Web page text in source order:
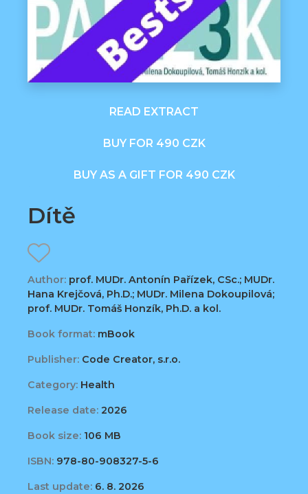
READ EXTRACT
BUY FOR 490 CZK
BUY AS A GIFT FOR 490 CZK
Dítě
Author: prof. MUDr. Antonín Pařízek, CSc.; MUDr.
Hana Krejčová, Ph.D.; MUDr. Milena Dokoupilová;
prof. MUDr. Tomáš Honzík, Ph.D. a kol.
Book format: mBook
Publisher: Code Creator, s.r.o.
Category: Health
Release date: 2026
Book size: 106 MB
ISBN: 978-80-908327-5-6
Last update: 6. 8. 2026